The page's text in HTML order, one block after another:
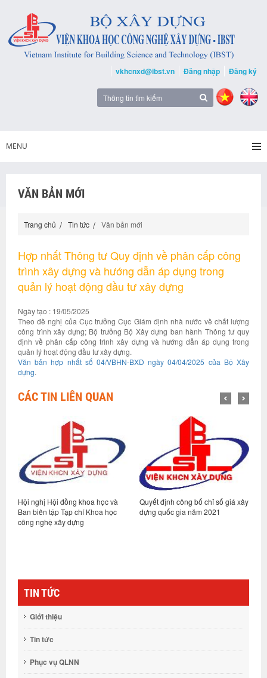
vkhcnxd@ibst.vn Đăng nhập Đăng ký
MENU
VĂN BẢN MỚI
Trang chủ Tin tức Văn bản mới
Hợp nhất Thông tư Quy định về phân cấp công
trình xây dựng và hướng dẫn áp dụng trong
quản lý hoạt động đầu tư xây dựng
Ngày tạo : 19/05/2025
Theo đề nghị của Cục trưởng Cục Giám định nhà nước về chất lượng
công trình xây dựng; Bộ trưởng Bộ Xây dựng ban hành Thông tư quy
định về phân cấp công trình xây dựng và hướng dẫn áp dụng trong
quản lý hoạt động đầu tư xây dựng.
Văn bản hợp nhất số 04/VBHN-BXD ngày 04/04/2025 của Bộ Xây
dựng.
CÁC TIN LIÊN QUAN
Hội nghị Hội đồng khoa học và
Ban biên tập Tạp chí Khoa học
công nghệ xây dựng
Quyết định công bố chỉ số giá xây
dựng quốc gia năm 2021
TIN TỨC
Giới thiệu
Tin tức
Phục vụ QLNN